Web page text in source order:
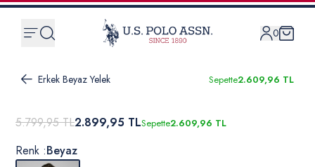
0
Erkek Beyaz Yelek Sepette2.609,96 TL
5.799,95 TL2.899,95 TLSepette2.609,96 TL
Renk :Beyaz